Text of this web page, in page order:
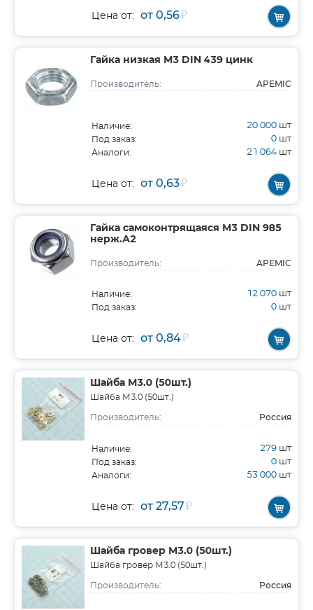
Цена от: от 0,56₽
Гайка низкая М3 DIN 439 цинк
Производитель: APEMIC
Наличие: 20 000 шт
Под заказ: 0 шт
Аналоги: 21 064 шт
Цена от: от 0,63₽
Гайка самоконтрящаяся М3 DIN 985
нерж.А2
Производитель: APEMIC
Наличие: 12 070 шт
Под заказ: 0 шт
Цена от: от 0,84₽
Шайба М3.0 (50шт.)
Шайба М3.0 (50шт.)
Производитель: Россия
Наличие: 279 шт
Под заказ: 0 шт
Аналоги: 53 000 шт
Цена от: от 27,57₽
Шайба гровер М3.0 (50шт.)
Шайба гровер М3.0 (50шт.)
Производитель: Россия